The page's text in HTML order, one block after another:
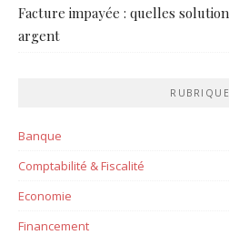
Facture impayée : quelles
argent
Banque
Comptabilité & Fiscalité
Economie
Financement